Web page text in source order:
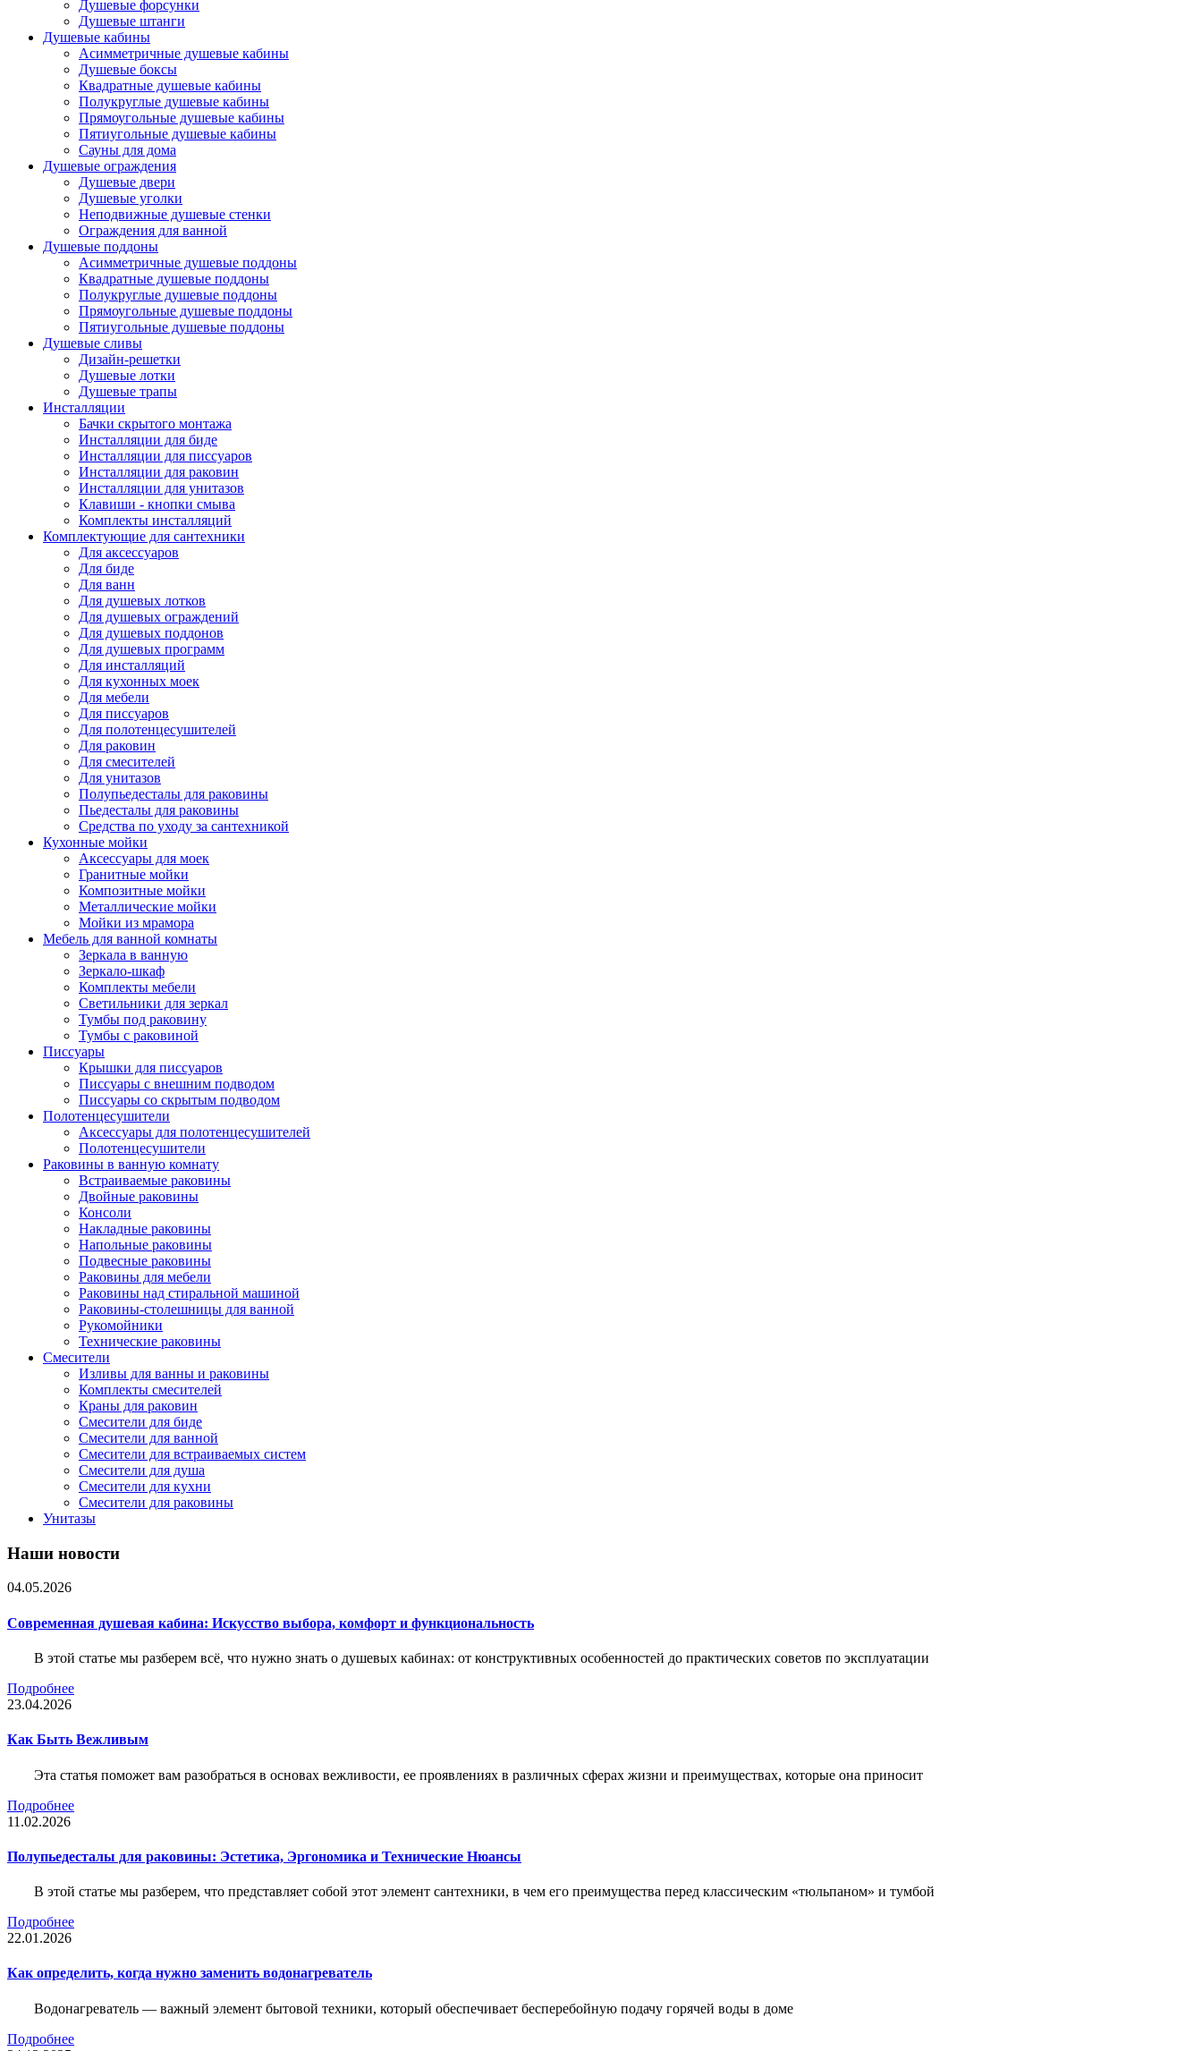
Душевые форсунки
Душевые штанги
Душевые кабины
Асимметричные душевые кабины
Душевые боксы
Квадратные душевые кабины
Полукруглые душевые кабины
Прямоугольные душевые кабины
Пятиугольные душевые кабины
Сауны для дома
Душевые ограждения
Душевые двери
Душевые уголки
Неподвижные душевые стенки
Ограждения для ванной
Душевые поддоны
Асимметричные душевые поддоны
Квадратные душевые поддоны
Полукруглые душевые поддоны
Прямоугольные душевые поддоны
Пятиугольные душевые поддоны
Душевые сливы
Дизайн-решетки
Душевые лотки
Душевые трапы
Инсталляции
Бачки скрытого монтажа
Инсталляции для биде
Инсталляции для писсуаров
Инсталляции для раковин
Инсталляции для унитазов
Клавиши - кнопки смыва
Комплекты инсталляций
Комплектующие для сантехники
Для аксессуаров
Для биде
Для ванн
Для душевых лотков
Для душевых ограждений
Для душевых поддонов
Для душевых программ
Для инсталляций
Для кухонных моек
Для мебели
Для писсуаров
Для полотенцесушителей
Для раковин
Для смесителей
Для унитазов
Полупьедесталы для раковины
Пьедесталы для раковины
Средства по уходу за сантехникой
Кухонные мойки
Аксессуары для моек
Гранитные мойки
Композитные мойки
Металлические мойки
Мойки из мрамора
Мебель для ванной комнаты
Зеркала в ванную
Зеркало-шкаф
Комплекты мебели
Светильники для зеркал
Тумбы под раковину
Тумбы с раковиной
Писсуары
Крышки для писсуаров
Писсуары с внешним подводом
Писсуары со скрытым подводом
Полотенцесушители
Аксессуары для полотенцесушителей
Полотенцесушители
Раковины в ванную комнату
Встраиваемые раковины
Двойные раковины
Консоли
Накладные раковины
Напольные раковины
Подвесные раковины
Раковины для мебели
Раковины над стиральной машиной
Раковины-столешницы для ванной
Рукомойники
Технические раковины
Смесители
Изливы для ванны и раковины
Комплекты смесителей
Краны для раковин
Смесители для биде
Смесители для ванной
Смесители для встраиваемых систем
Смесители для душа
Смесители для кухни
Смесители для раковины
Унитазы
Наши новости
04.05.2026
Современная душевая кабина: Искусство выбора, комфорт и функциональность
В этой статье мы разберем всё, что нужно знать о душевых кабинах: от конструктивных особенностей до практических советов по эксплуатации
Подробнее
23.04.2026
Как Быть Вежливым
Эта статья поможет вам разобраться в основах вежливости, ее проявлениях в различных сферах жизни и преимуществах, которые она приносит
Подробнее
11.02.2026
Полупьедесталы для раковины: Эстетика, Эргономика и Технические Нюансы
В этой статье мы разберем, что представляет собой этот элемент сантехники, в чем его преимущества перед классическим «тюльпаном» и тумбой
Подробнее
22.01.2026
Как определить, когда нужно заменить водонагреватель
Водонагреватель — важный элемент бытовой техники, который обеспечивает бесперебойную подачу горячей воды в доме
Подробнее